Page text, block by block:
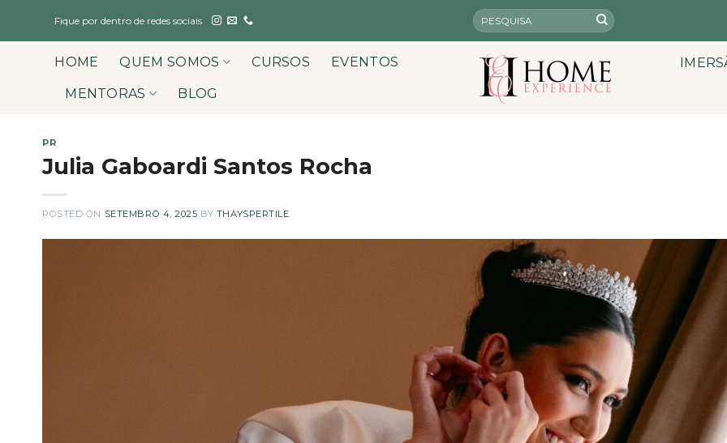
Fique por dentro de redes sociais
HOME QUEM SOMOS CURSOS EVENTOS
MENTORAS BLOG
PR
Julia Gaboardi Santos Rocha
POSTED ON SETEMBRO 4, 2025 BY THAYSPERTILE